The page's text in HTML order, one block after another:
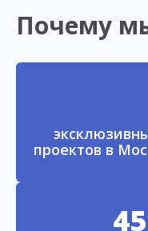
Почему
проектов в